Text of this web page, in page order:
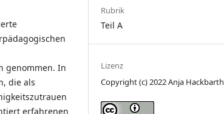
genommen. In
die als
erfahrenen
Rubrik
Teil A
Lizenz
Copyright (c) 2022 Anja Hackbarth